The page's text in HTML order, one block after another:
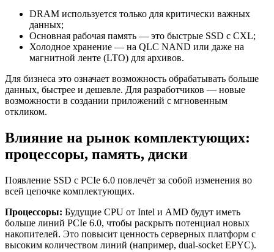
DRAM используется только для критически важных
данных;
Основная рабочая память — это быстрые SSD с CXL;
Холодное хранение — на QLC NAND или даже на
магнитной ленте (LTO) для архивов.
Для бизнеса это означает возможность обрабатывать больше
данных, быстрее и дешевле. Для разработчиков — новые
возможности в создании приложений с мгновенным
откликом.
Влияние на рынок комплектующих:
процессоры, память, диски
Появление SSD с PCIe 6.0 повлечёт за собой изменения во
всей цепочке комплектующих.
Процессоры: Будущие CPU от Intel и AMD будут иметь
больше линий PCIe 6.0, чтобы раскрыть потенциал новых
накопителей. Это повысит ценность серверных платформ с
высоким количеством линий (например, dual-socket EPYC).